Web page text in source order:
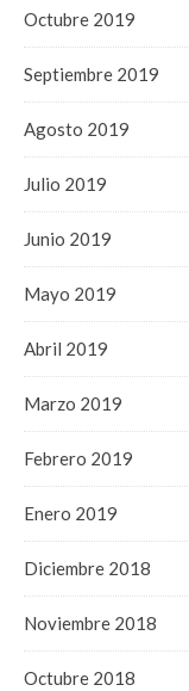
Octubre 2019
Septiembre 2019
Agosto 2019
Julio 2019
Junio 2019
Mayo 2019
Abril 2019
Marzo 2019
Febrero 2019
Enero 2019
Diciembre 2018
Noviembre 2018
Octubre 2018